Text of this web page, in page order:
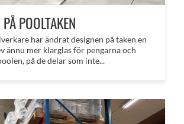
POOLTAKEN
har ändrat designen på taken en
ännu mer klarglas för pengarna och
på de delar som inte...